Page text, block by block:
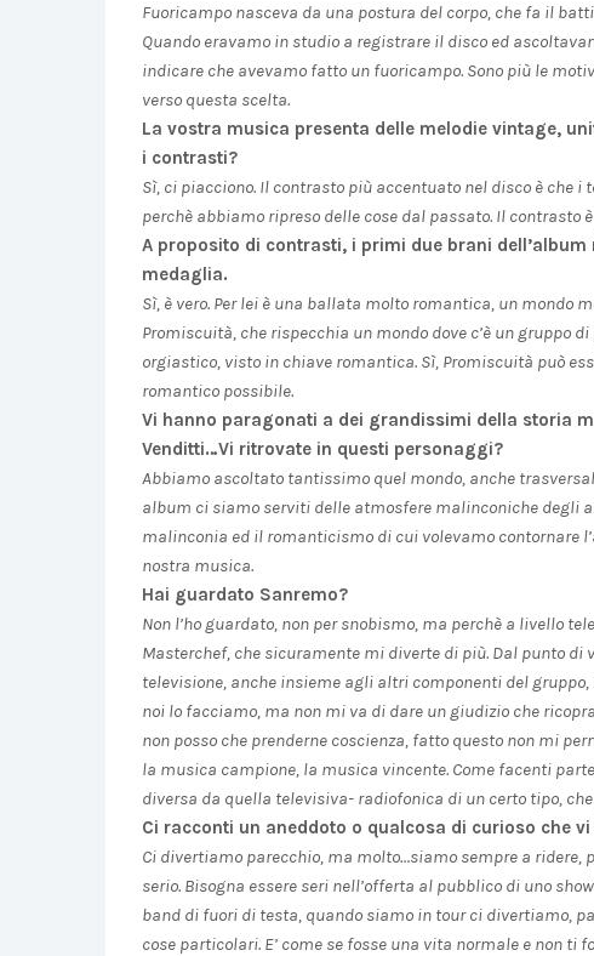
Fuoricampo nasceva da una postura del corpo, che fa il
Quando eravamo in studio a registrare il disco ed
indicare che avevamo fatto un fuoricampo. Sono più le
verso questa scelta.
La vostra musica presenta delle melodie vintage,
i contrasti?
Sì, ci piacciono. Il contrasto più accentuato nel disco è che
perchè abbiamo ripreso delle cose dal passato. Il contrasto
A proposito di contrasti, i primi due brani
medaglia.
Sì, è vero. Per lei è una ballata molto romantica, un mondo
Promiscuità, che rispecchia un mondo dove c’è un gruppo
orgiastico, visto in chiave romantica. Sì, Promiscuità può
romantico possibile.
Vi hanno paragonati a dei grandissimi della storia
Venditti…Vi ritrovate in questi personaggi?
Abbiamo ascoltato tantissimo quel mondo, anche
album ci siamo serviti delle atmosfere malinconiche degli
malinconia ed il romanticismo di cui volevamo contornare
nostra musica.
Hai guardato Sanremo?
Non l’ho guardato, non per snobismo, ma perchè a livello
Masterchef, che sicuramente mi diverte di più. Dal punto
televisione, anche insieme agli altri componenti del
noi lo facciamo, ma non mi va di dare un giudizio che
non posso che prenderne coscienza, fatto questo non mi
la musica campione, la musica vincente. Come facenti
diversa da quella televisiva- radiofonica di un certo tipo,
Ci racconti un aneddoto o qualcosa di curioso che
Ci divertiamo parecchio, ma molto…siamo sempre a ridere,
serio. Bisogna essere seri nell’offerta al pubblico di uno
band di fuori di testa, quando siamo in tour ci divertiamo,
cose particolari. E’ come se fosse una vita normale e non